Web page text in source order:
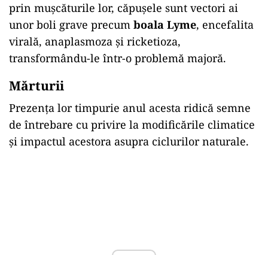
prin mușcăturile lor, căpușele sunt vectori ai
unor boli grave precum boala Lyme, encefalita
virală, anaplasmoza și ricketioza,
transformându-le într-o problemă majoră.
Mărturii
Prezența lor timpurie anul acesta ridică semne
de întrebare cu privire la modificările climatice
și impactul acestora asupra ciclurilor naturale.